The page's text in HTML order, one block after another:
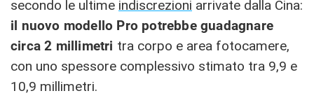
secondo le ultime indiscrezioni arrivate dalla Cina:
il nuovo modello Pro potrebbe guadagnare
circa 2 millimetri tra corpo e area fotocamere,
con uno spessore complessivo stimato tra 9,9 e
10,9 millimetri.